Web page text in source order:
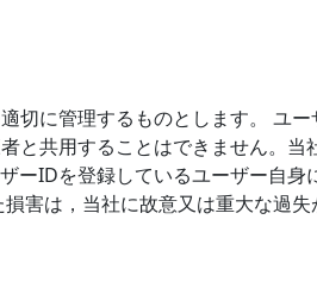
切に管理するものとします。 ユ
と共用することはできません。当
ーIDを登録しているユーザー自身
害は，当社に故意又は重大な過